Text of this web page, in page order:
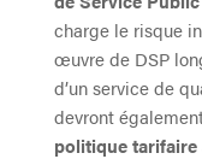
charge le risque
œuvre de DSP
d’un service de
devront
politique tarifaire